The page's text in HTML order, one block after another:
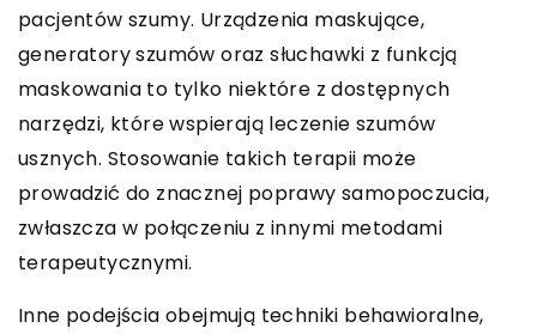
pacjentów szumy. Urządzenia maskujące,
generatory szumów oraz słuchawki z funkcją
maskowania to tylko niektóre z dostępnych
narzędzi, które wspierają leczenie szumów
usznych. Stosowanie takich terapii może
prowadzić do znacznej poprawy samopoczucia,
zwłaszcza w połączeniu z innymi metodami
terapeutycznymi.
Inne podejścia obejmują techniki behawioralne,